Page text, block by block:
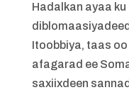
Hadalkan ayaa
Itoobbiya, taas
afagarad ee
saxiixdeen